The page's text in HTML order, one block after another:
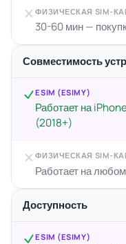
ФИЗИЧЕСКАЯ SIM-
30-60 мин —
Совместимость
ESIM (ESIMY)
Работает на
(2018+)
ФИЗИЧЕСКАЯ SIM-
Работает на
Доступность
ESIM (ESIMY)